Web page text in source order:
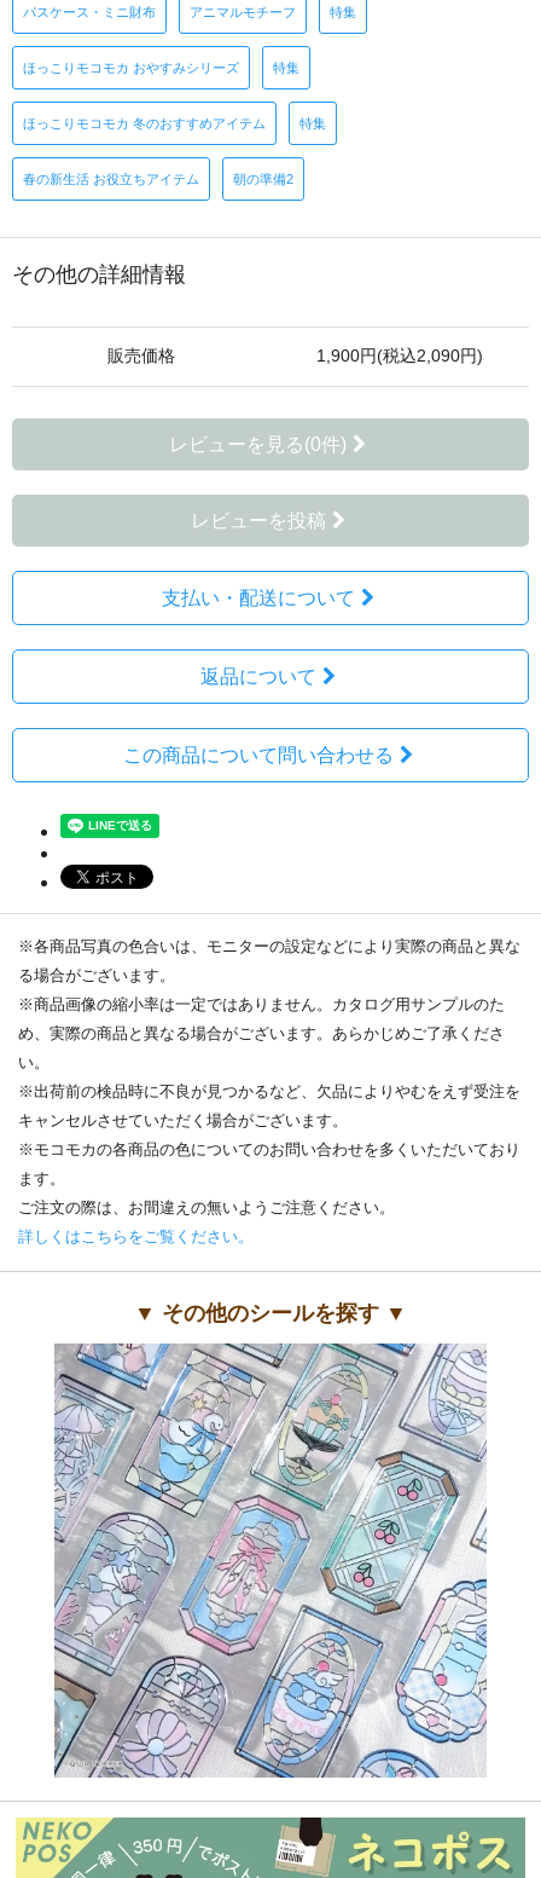
パスケース・ミニ財布 アニマルモチーフ 特集
ほっこりモコモカ おやすみシリーズ 特集
ほっこりモコモカ 冬のおすすめアイテム 特集
春の新生活 お役立ちアイテム 朝の準備2
その他の詳細情報
販売価格 1,900円(税込2,090円)
レビューを見る(0件)
レビューを投稿
支払い・配送について
返品について
この商品について問い合わせる
※各商品写真の色合いは、モニターの設定などにより実際の商品と異な
る場合がございます。
※商品画像の縮小率は一定ではありません。カタログ用サンプルのた
め、実際の商品と異なる場合がございます。あらかじめご了承くださ
い。
※出荷前の検品時に不良が見つかるなど、欠品によりやむをえず受注を
キャンセルさせていただく場合がございます。
※モコモカの各商品の色についてのお問い合わせを多くいただいており
ます。
ご注文の際は、お間違えの無いようご注意ください。
詳しくはこちらをご覧ください。
▼ その他のシールを探す ▼